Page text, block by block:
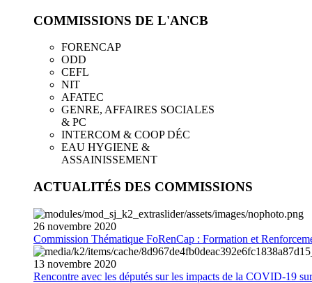
COMMISSIONS DE L'ANCB
FORENCAP
ODD
CEFL
NIT
AFATEC
GENRE, AFFAIRES SOCIALES
& PC
INTERCOM & COOP DÉC
EAU HYGIENE &
ASSAINISSEMENT
ACTUALITÉS DES COMMISSIONS
26 novembre 2020
Commission Thématique FoRenCap : Formation et
13 novembre 2020
Rencontre avec les députés sur les impacts de la COVID-19